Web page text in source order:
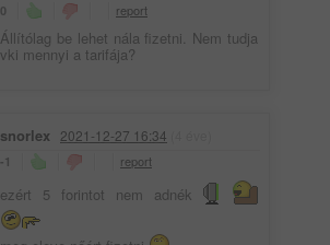
0 report
Állítólag be lehet nála fizetni. Nem tudja
vki mennyi a tarifája?
snorlex 2021-12-27 16:34
-1 report
ezért 5 forintot nem adnék